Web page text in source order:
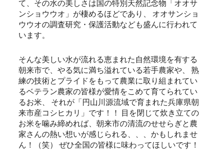
て、その水の美しさは国の特別天然記念物「オオサ
ンショウウオ」が棲めるほどであり、 オオサンショ
ウウオの調査研究・保護活動なども盛んに行われて
います。
そんな美しい水が流れる恵まれた自然環境を有する
朝来市で、やる気に満ち溢れている若手農家や、 熟
練の技術とプライドをもって農業に取り組まれてい
るベテラン農家の皆様が愛情をこめて育てられてい
るお米、 それが「円山川源流域で育まれた兵庫県朝
来市産コシヒカリ」です！！ 目を閉じて炊き立ての
お米を噛み締めれば、朝来市の清流のせせらぎと農
家さんの熱い想いが感じられる、、、かもしれませ
ん！（笑） ぜひ全国の皆様に味わってほしいです！